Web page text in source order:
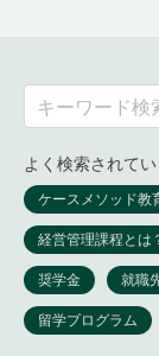
よく検索されて